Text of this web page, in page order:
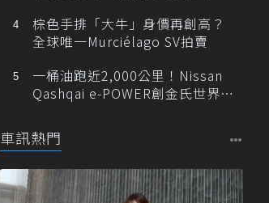
棕色手排「大牛」身價再創高？
全球唯一Murciélago SV拍賣
一桶油跑近2,000公里！Nissan
Qashqai e-POWER創金氏世界紀
車訊熱門